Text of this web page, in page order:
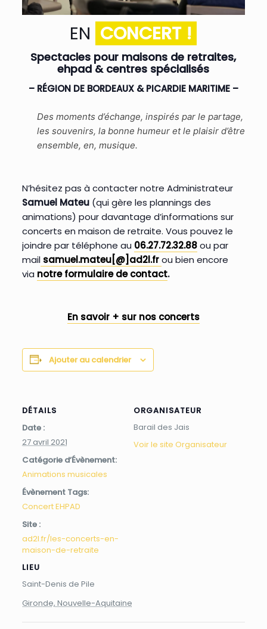
EN CONCERT !
Spectacles pour maisons de retraites,
ehpad & centres spécialisés
– RÉGION DE BORDEAUX & PICARDIE MARITIME –
Des moments d’échange, inspirés par le partage,
les souvenirs, la bonne humeur et le plaisir d’être
ensemble, en, musique.
N’hésitez pas à contacter notre Administrateur
Samuel Mateu(qui gère les plannings des
animations) pour davantage d’informations sur
concerts en maison de retraite. Vous pouvez le
joindre par téléphone au 06.27.72.32.88ou par
mailsamuel.mateu[@]ad2l.frou bien encore
via notre formulaire de contact.
En savoir + sur nos concerts
Ajouter au calendrier
DÉTAILS
Date :
27 avril 2021
Catégorie d’Évènement:
Animations musicales
Évènement Tags:
Concert EHPAD
Site :
ad2l.fr/les-concerts-en-
maison-de-retraite
LIEU
Saint-Denis de Pile
Gironde, Nouvelle-Aquitaine
ORGANISATEUR
Barail des Jais
Voir le site Organisateur